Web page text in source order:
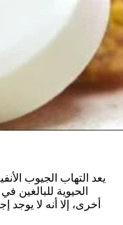
يعد التهاب الجيوب
الحيوية للبالغين
أخرى، إلا أنه لا